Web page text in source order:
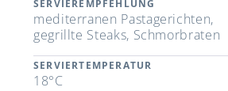
SERVIEREMPFEHLUNG
mediterranen Pastagerichten,
gegrillte Steaks, Schmorbraten
SERVIERTEMPERATUR
18°C